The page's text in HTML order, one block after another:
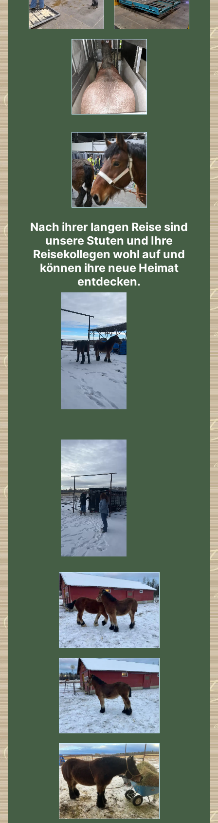
Nach ihrer langen Reise sind
unsere Stuten und Ihre
Reisekollegen wohl auf und
können ihre neue Heimat
entdecken.